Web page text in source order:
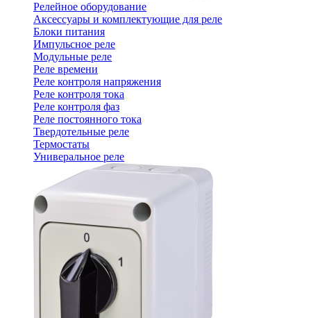
Релейное оборудование
Аксессуары и комплектующие для реле
Блоки питания
Импульсное реле
Модульные реле
Реле времени
Реле контроля напряжения
Реле контроля тока
Реле контроля фаз
Реле постоянного тока
Твердотельные реле
Термостаты
Универальное реле